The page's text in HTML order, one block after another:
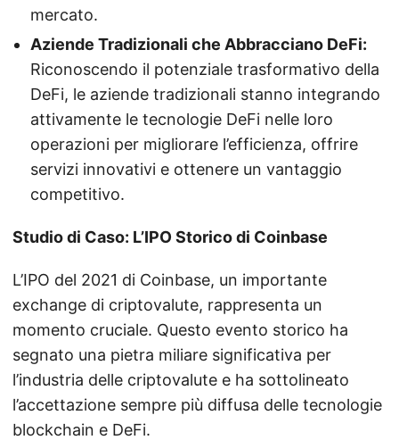
mercato.
Aziende Tradizionali che Abbracciano DeFi:
Riconoscendo il potenziale trasformativo della
DeFi, le aziende tradizionali stanno integrando
attivamente le tecnologie DeFi nelle loro
operazioni per migliorare l’efficienza, offrire
servizi innovativi e ottenere un vantaggio
competitivo.
Studio di Caso: L’IPO Storico di Coinbase
L’IPO del 2021 di Coinbase, un importante
exchange di criptovalute, rappresenta un
momento cruciale. Questo evento storico ha
segnato una pietra miliare significativa per
l’industria delle criptovalute e ha sottolineato
l’accettazione sempre più diffusa delle tecnologie
blockchain e DeFi.